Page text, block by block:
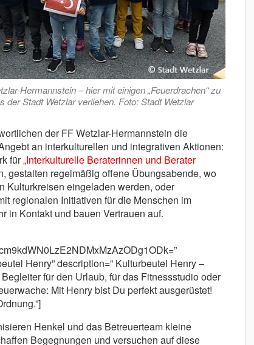
Hermannstein – hier mit einigen „Feuerdrachen“ zu
der Stadt Wetzlar verliehen. Foto: Stadt Wetzlar
der FF Wetzlar-Hermannstein die
an interkulturellen und integrativen Aktionen:
für„Interkulturelle Beraterinnen und Berater
gestalten regelmäßig offene Übungsabende, wo
Kulturkreisen eingeladen werden, oder
regionalen Initiativen für die Menschen im
in Kontakt und bauen Vertrauen auf.
Henry” description=” Kulturbeutel Henry –
für den Urlaub, für das Fitnessstudio oder
Mit Henry bist Du perfekt ausgerüstet!
Henkel und das Betreuerteam kleine
Begegnungen und versuchen auf diese